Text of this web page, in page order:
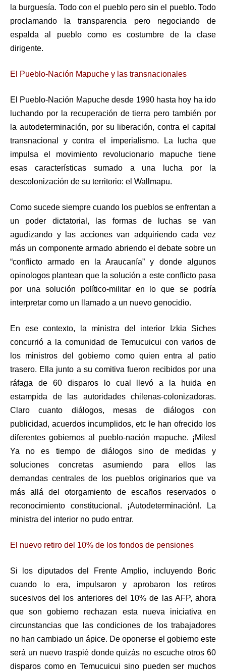
la burguesía. Todo con el pueblo pero sin el pueblo. Todo
proclamando la transparencia pero negociando de
espalda al pueblo como es costumbre de la clase
dirigente.
El Pueblo-Nación Mapuche y las transnacionales
El Pueblo-Nación Mapuche desde 1990 hasta hoy ha ido
luchando por la recuperación de tierra pero también por
la autodeterminación, por su liberación, contra el capital
transnacional y contra el imperialismo. La lucha que
impulsa el movimiento revolucionario mapuche tiene
esas características sumado a una lucha por la
descolonización de su territorio: el Wallmapu.
Como sucede siempre cuando los pueblos se enfrentan a
un poder dictatorial, las formas de luchas se van
agudizando y las acciones van adquiriendo cada vez
más un componente armado abriendo el debate sobre un
“conflicto armado en la Araucanía” y donde algunos
opinologos plantean que la solución a este conflicto pasa
por una solución político-militar en lo que se podría
interpretar como un llamado a un nuevo genocidio.
En ese contexto, la ministra del interior Izkia Siches
concurrió a la comunidad de Temucuicui con varios de
los ministros del gobierno como quien entra al patio
trasero. Ella junto a su comitiva fueron recibidos por una
ráfaga de 60 disparos lo cual llevó a la huida en
estampida de las autoridades chilenas-colonizadoras.
Claro cuanto diálogos, mesas de diálogos con
publicidad, acuerdos incumplidos, etc le han ofrecido los
diferentes gobiernos al pueblo-nación mapuche. ¡Miles!
Ya no es tiempo de diálogos sino de medidas y
soluciones concretas asumiendo para ellos las
demandas centrales de los pueblos originarios que va
más allá del otorgamiento de escaños reservados o
reconocimiento constitucional. ¡Autodeterminación!. La
ministra del interior no pudo entrar.
El nuevo retiro del 10% de los fondos de pensiones
Si los diputados del Frente Amplio, incluyendo Boric
cuando lo era, impulsaron y aprobaron los retiros
sucesivos del los anteriores del 10% de las AFP, ahora
que son gobierno rechazan esta nueva iniciativa en
circunstancias que las condiciones de los trabajadores
no han cambiado un ápice. De oponerse el gobierno este
será un nuevo traspié donde quizás no escuche otros 60
disparos como en Temucuicui sino pueden ser muchos